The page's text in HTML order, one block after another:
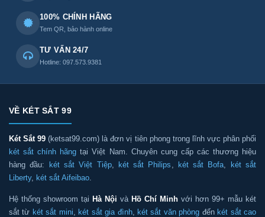
100% CHÍNH HÃNG
Tem QR, bảo hành online
TƯ VẤN 24/7
Hotline: 097.573.9381
VỀ KÉT SẮT 99
Két Sắt 99 (ketsat99.com) là đơn vị tiên phong trong lĩnh vực phân phối
két sắt chính hãng tại Việt Nam. Chuyên cung cấp các thương hiệu
hàng đầu: két sắt Việt Tiệp, két sắt Philips két sắt Bofa
két sắt
Liberty, két sắt Aifeibao
Hệ thống showroom tại Hà Nội và Hồ Chí Minh với hơn 99+ mẫu két
sắt từ két sắt mini ,két sắt gia đình, két sắt văn phòng đếnkét sắt cao